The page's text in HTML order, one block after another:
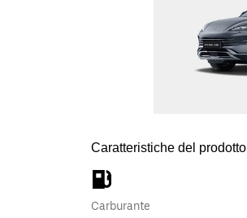
Caratteristiche del prodotto
Carburante